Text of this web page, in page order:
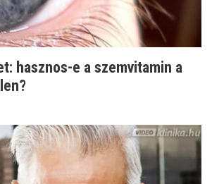
hasznos-e a szemvitamin a